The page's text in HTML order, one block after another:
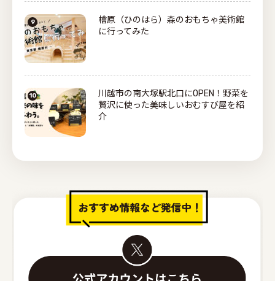
檜原（ひのはら）森のおもちゃ美術館
に行ってみた
川越市の南大塚駅北口にOPEN！野菜を
贅沢に使った美味しいおむすび屋を紹
介